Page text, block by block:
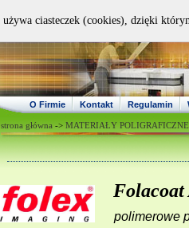
O Firmie Kontakt Regulamin
strona główna -> MATERIAŁY POLIGRAFICZNE
polimerowe
używa ciasteczek (cookies), dzięki